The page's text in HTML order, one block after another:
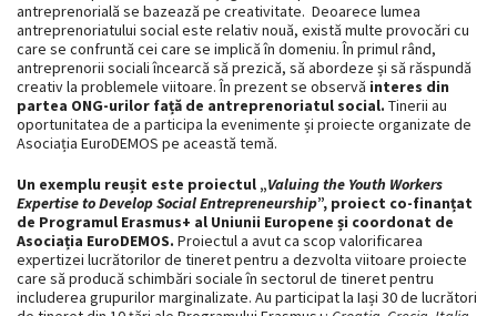
antreprenorială se bazează pe creativitate. Deoarece lumea
antreprenoriatului social este relativ nouă, există multe provocări cu
care se confruntă cei care se implică în domeniu. În primul rând,
antreprenorii sociali încearcă să prezică, să abordeze și să răspundă
creativ la problemele viitoare. În prezent se observă interes din
partea ONG-urilor față de antreprenoriatul social. Tinerii au
oportunitatea de a participa la evenimente și proiecte organizate de
Asociația EuroDEMOS pe această temă.
Un exemplu reușit este proiectul „Valuing the Youth Workers
Expertise to Develop Social Entrepreneurship”, proiect co-finanțat
de Programul Erasmus+ al Uniunii Europene și coordonat de
Asociația EuroDEMOS. Proiectul a avut ca scop valorificarea
expertizei lucrătorilor de tineret pentru a dezvolta viitoare proiecte
care să producă schimbări sociale în sectorul de tineret pentru
includerea grupurilor marginalizate. Au participat la Iași 30 de lucrători